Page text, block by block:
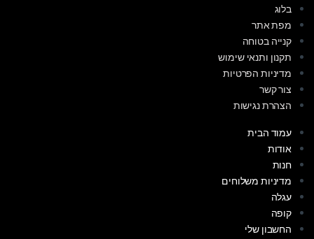
בלוג
מפת אתר
קנייה בטוחה
תקנון ותנאי שימוש
מדיניות הפרטיות
צור קשר
הצהרת נגישות
עמוד הבית
אודות
חנות
מדיניות משלוחים
עגלה
קופה
החשבון שלי